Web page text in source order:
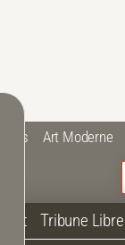
Art Moderne
Tribune Libre